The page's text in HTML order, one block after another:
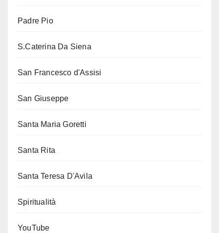
Padre Pio
S.Caterina Da Siena
San Francesco d'Assisi
San Giuseppe
Santa Maria Goretti
Santa Rita
Santa Teresa D'Avila
Spiritualità
YouTube